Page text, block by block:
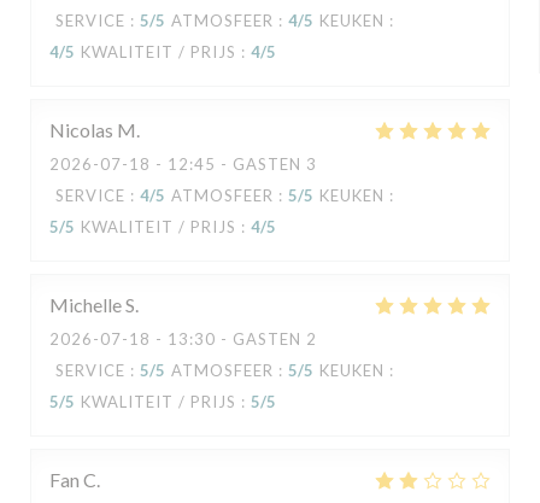
SERVICE : 5/5 ATMOSFEER : 4/5 KEUKEN :
4/5 KWALITEIT / PRIJS : 4/5
Nicolas M
2026-07-18 - 12:45 - GASTEN 3
SERVICE : 4/5 ATMOSFEER : 5/5 KEUKEN :
5/5 KWALITEIT / PRIJS : 4/5
MichelleS
2026-07-18 - 13:30 - GASTEN 2
SERVICE : 5/5 ATMOSFEER : 5/5 KEUKEN :
5/5 KWALITEIT / PRIJS : 5/5
Fan C